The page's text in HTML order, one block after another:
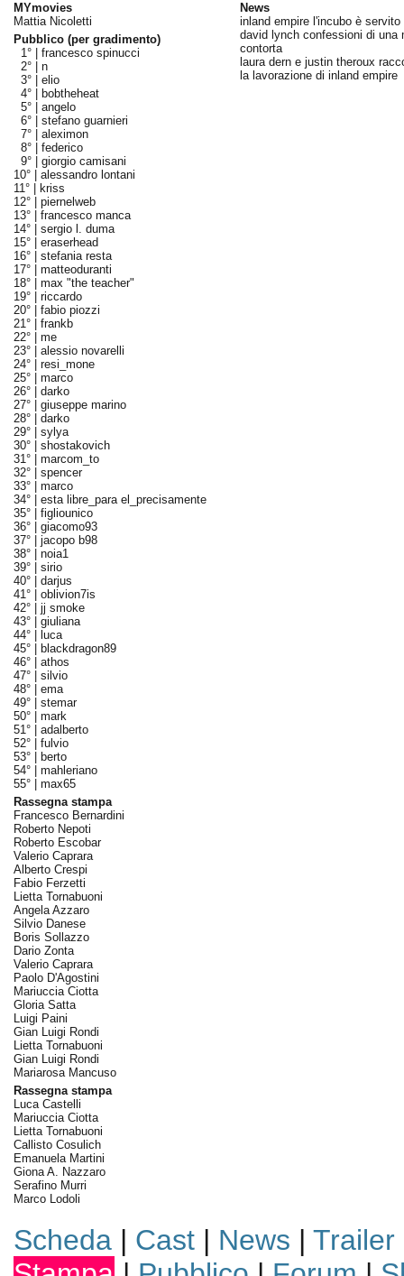
MYmovies
Mattia Nicoletti
Pubblico (per gradimento)
1° | francesco spinucci
2° | n
3° | elio
4° |
bobtheheat
5° | angelo
6° | stefano guarnieri
7° | aleximon
8° | federico
9° | giorgio camisani
10° | alessandro lontani
11° |
kriss
12° | piernelweb
13° | francesco manca
14° | sergio l. duma
15° | eraserhead
16° | stefania resta
17° | matteoduranti
18° | max "the teacher"
19° | riccardo
20° | fabio piozzi
21° | frankb
22° | me
23° | alessio novarelli
24° | resi_mone
25° | marco
26° | darko
27° | giuseppe marino
28° | darko
29° | sylya
30° | shostakovich
31° | marcom_to
32° | spencer
33° | marco
34° | esta libre_para el_precisamente
35° | figliounico
36° | giacomo93
37° | jacopo b98
38° | noia1
39° | sirio
40° | darjus
41° | oblivion7is
42° | jj smoke
43° | giuliana
44° |
luca
45° |
blackdragon89
46° | athos
47° | silvio
48° | ema
49° | stemar
50° | mark
51° | adalberto
52° | fulvio
53° |
berto
54° | mahleriano
55° | max65
Rassegna stampa
Francesco Bernardini
Roberto Nepoti
Roberto Escobar
Valerio Caprara
Alberto Crespi
Fabio Ferzetti
Lietta Tornabuoni
Angela Azzaro
Silvio Danese
Boris Sollazzo
Dario Zonta
Valerio Caprara
Paolo D'Agostini
Mariuccia Ciotta
Gloria Satta
Luigi Paini
Gian Luigi Rondi
Lietta Tornabuoni
Gian Luigi Rondi
Mariarosa Mancuso
Rassegna stampa
Luca Castelli
Mariuccia Ciotta
Lietta Tornabuoni
Callisto Cosulich
Emanuela Martini
Giona A. Nazzaro
Serafino Murri
Marco Lodoli
News
inland empire l'incubo è servito
david lynch confessioni di una
contorta
laura dern e justin theroux
la lavorazione di inland empire
Scheda| Cast| News | Trailer